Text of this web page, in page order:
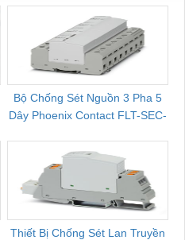
Bộ Chống Sét Nguồn 3 Pha 5
Dây Phoenix Contact FLT-SEC-
Thiết Bị Chống Sét Lan Truyền